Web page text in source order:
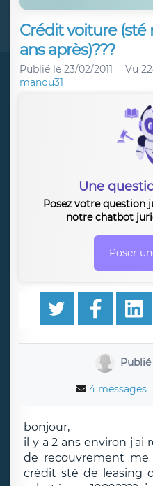
Crédit voiture
ans après)???
Publié le 23/02/2011 Vu
manou31
Une
Posez votre question
notre chatbot
Poser
4 messages
bonjour,
il y a 2 ans environ
de recouvrement
crédit sté de leasing